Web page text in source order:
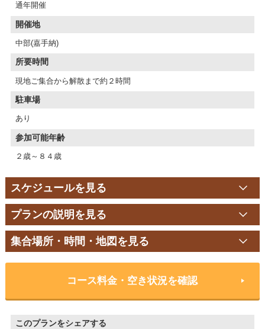
通年開催
開催地
中部(嘉手納)
所要時間
現地ご集合から解散まで約２時間
駐車場
あり
参加可能年齢
２歳～８４歳
スケジュールを見る
プランの説明を見る
集合場所・時間・地図を見る
コース料金・空き状況を確認
このプランをシェアする